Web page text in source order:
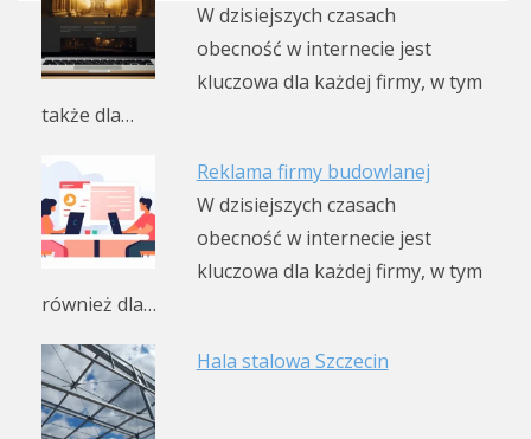
W dzisiejszych czasach
obecność w internecie jest
kluczowa dla każdej firmy, w tym
także dla…
Reklama firmy budowlanej
W dzisiejszych czasach
obecność w internecie jest
kluczowa dla każdej firmy, w tym
również dla…
Hala stalowa Szczecin